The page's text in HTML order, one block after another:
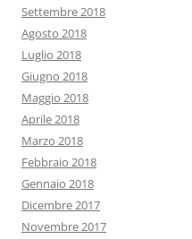
Settembre 2018
Agosto 2018
Luglio 2018
Giugno 2018
Maggio 2018
Aprile 2018
Marzo 2018
Febbraio 2018
Gennaio 2018
Dicembre 2017
Novembre 2017